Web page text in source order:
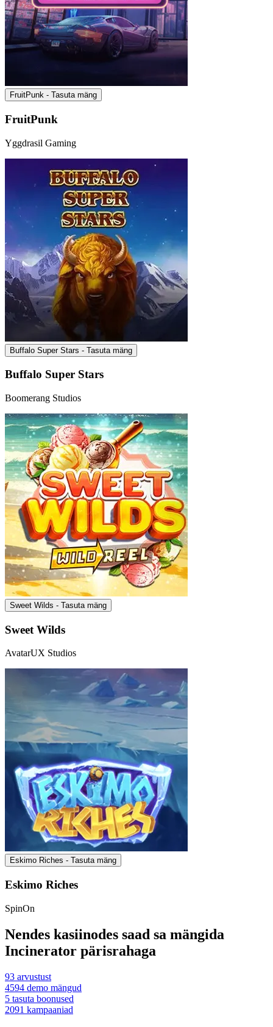
FruitPunk - Tasuta mäng
FruitPunk
Yggdrasil Gaming
Buffalo Super Stars - Tasuta mäng
Buffalo Super Stars
Boomerang Studios
Sweet Wilds - Tasuta mäng
Sweet Wilds
AvatarUX Studios
Eskimo Riches - Tasuta mäng
Eskimo Riches
SpinOn
Nendes kasiinodes saad sa mängida
Incinerator pärisrahaga
93 arvustust
4594 demo mängud
5 tasuta boonused
2091 kampaaniad